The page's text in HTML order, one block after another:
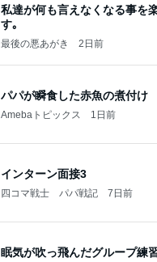
私達が何も言えなくなる事を
す｡
最後の悪あがき 2日前
パパが瞬食した赤魚の煮付け
Amebaトピックス 1日前
インターン面接3
四コマ戦士 パパ戦記 7日前
眠気が吹っ飛んだグループ練